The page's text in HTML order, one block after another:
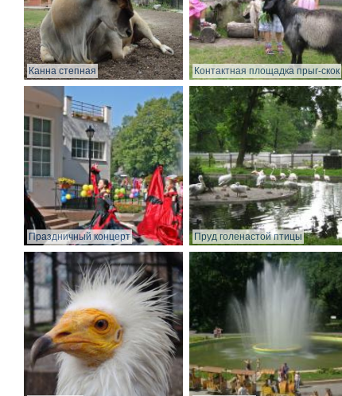
Канна степная Контактная площадка прыг-скок
Праздничный концерт Пруд голенастой птицы